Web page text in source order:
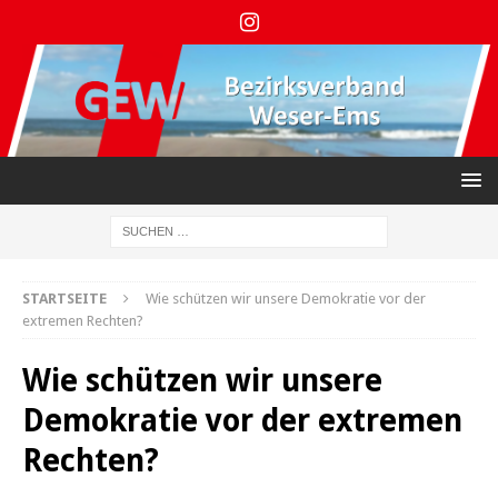
STARTSEITE
Wie schützen wir unsere Demokratie vor der
extremen Rechten?
Wie schützen wir unsere
Demokratie vor der extremen
Rechten?